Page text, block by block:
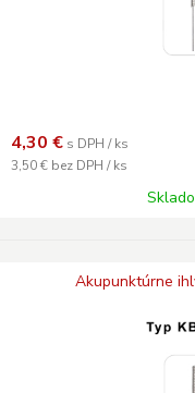
4,30 € s DPH / ks
3,50 € bez DPH / ks
Akupunktúrne